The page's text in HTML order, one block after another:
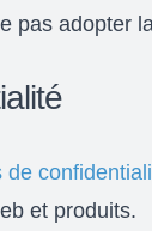
pas adopter
de
et produits.